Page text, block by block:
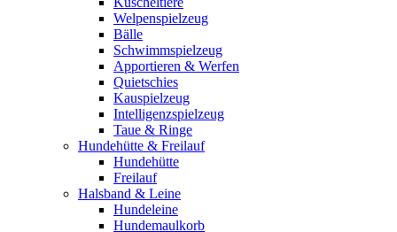
Welpenspielzeug
Bälle
Schwimmspielzeug
Apportieren & Werfen
Quietschies
Kauspielzeug
Intelligenzspielzeug
Taue & Ringe
Hundehütte & Freilauf
Hundehütte
Freilauf
Halsband & Leine
Hundeleine
Hundemaulkorb